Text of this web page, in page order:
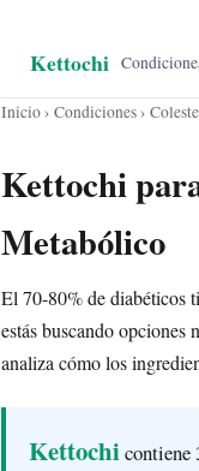
Kettochi
Inicio› Condiciones›
Kettochi
Metabólico
El 70-80% de diabéticos
estás buscando
analiza cómo los
Kettochicontiene